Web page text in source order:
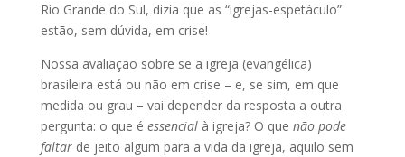
Rio Grande do Sul, dizia que as “igrejas-espetáculo”
estão, sem dúvida, em crise!
Nossa avaliação sobre se a igreja (evangélica)
brasileira está ou não em crise – e, se sim, em que
medida ou grau – vai depender da resposta a outra
pergunta: o que é essencialà igreja? O que não pode
faltarde jeito algum para a vida da igreja, aquilo sem